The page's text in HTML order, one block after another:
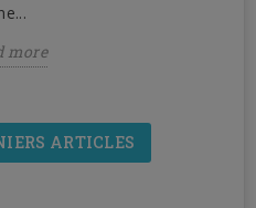
more
ARTICLES